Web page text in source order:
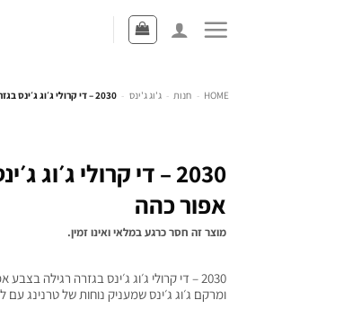
HOME
- חנות - ג'וג ג'ינס - 2030 – די קרולי ג׳וג ג׳ינס בגזרה רגילה – אפור כהה
2030 – די קרולי ג׳וג
אפור כהה
מוצר זה חסר כרגע במלאי ואינו זמין.
2030 – די קרולי ג׳וג ג׳ינס בגזרה רגילה
ומרקם ג׳וג ג׳ינס שמעניק נוחות של טרנינג עם